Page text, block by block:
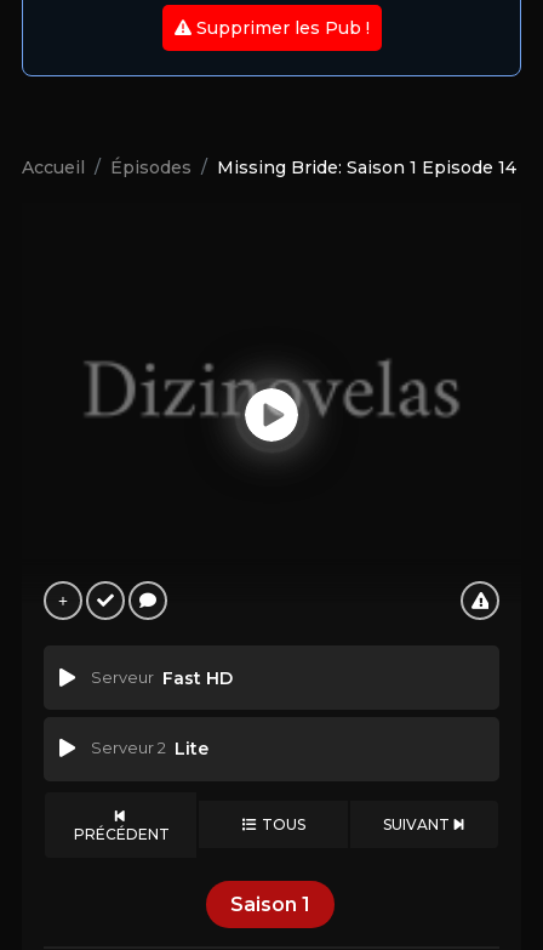
Supprimer les Pub !
Accueil Épisodes Missing Bride: Saison 1 Episode 14
Serveur Fast HD
Serveur 2 Lite
PRÉCÉDENT TOUS SUIVANT
Saison 1